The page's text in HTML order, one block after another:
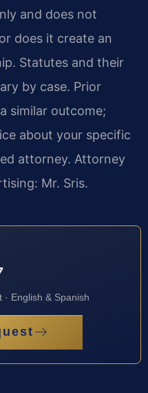
and does not
does it create an
Statutes and their
by case. Prior
similar outcome;
about your specific
attorney. Attorney
Mr. Sris.
English & Spanish